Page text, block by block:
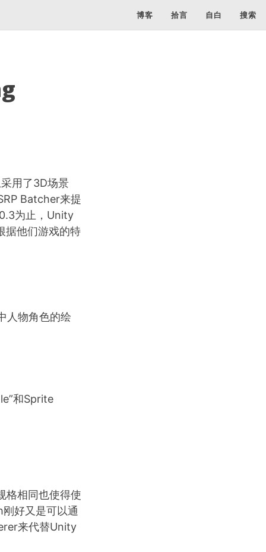
博客 拾言 自白 搜索
用了3D场景
Batcher来提
为止，Unity
据他们游戏的特
人物角色的绘
和Sprite
格相同也使得使
好又是可以通
来代替Unity